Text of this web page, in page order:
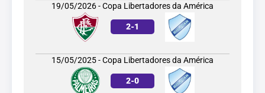
19/05/2026 - Copa Libertadores da América
2-1
15/05/2025 - Copa Libertadores da América
2-0